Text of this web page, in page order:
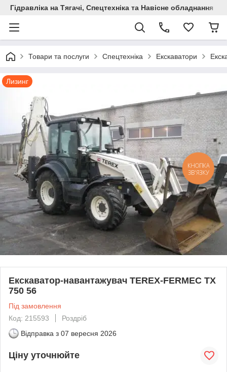
Гідравліка на Тягачі, Спецтехніка та Навісне обладнання
Товари та послуги Спецтехніка Екскаватори
Лизинг
Екскаватор-навантажувач TEREX-FERMEC TX
750 56
Під замовлення
Код: 215593
Роздріб
Відправка з 07 вересня 2026
Ціну уточнюйте
КНОПКА
ЗВ'ЯЗКУ